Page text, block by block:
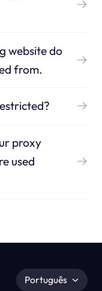
website do
from.
proxy
used
Português